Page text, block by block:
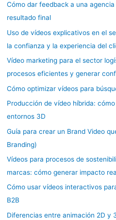
Cómo dar feedback a una
resultado final
Uso de vídeos explicativos en el
la confianza y la experiencia del
Vídeo marketing para el sector
procesos eficientes y generar
Cómo optimizar vídeos para
Producción de vídeo híbrida:
entornos 3D
Guía para crear un Brand Video
Branding)
Vídeos para procesos de
marcas: cómo generar impacto
Cómo usar vídeos interactivos
B2B
Diferencias entre animación 2D y